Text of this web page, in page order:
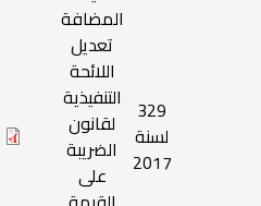
المضافة
329
لسنة
2017
تعديل
اللائحة
التنفيذية
لقانون
الضريبة
على